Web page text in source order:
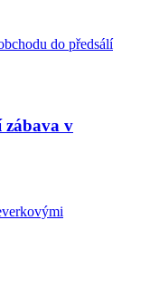
do předsálí
zábava v